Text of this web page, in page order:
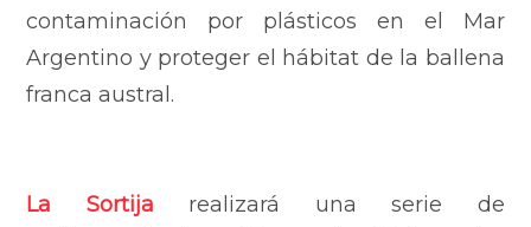
contaminación por plásticos en el Mar
Argentino y proteger el hábitat de la ballena
franca austral.
La Sortija realizará una serie de